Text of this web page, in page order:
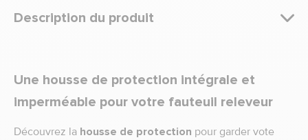
Description du produit
Une housse de protection intégrale et
imperméable pour votre fauteuil releveur
Découvrez la housse de protection pour garder vote